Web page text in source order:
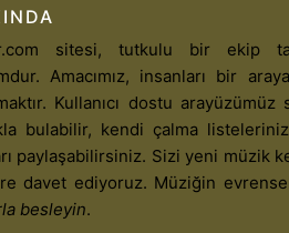
sitesi, tutkulu bir ekip
Amacımız, insanları bir
Kullanıcı dostu
bulabilir, kendi çalma
paylaşabilirsiniz. Sizi yeni müzik
davet ediyoruz. Müziğin
besleyin.